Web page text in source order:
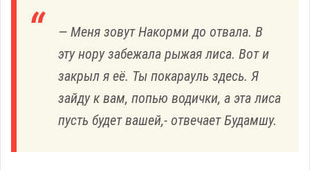
— Меня зовут Накорми до отвала. В
эту нору забежала рыжая лиса. Вот и
закрыл я её. Ты покарауль здесь. Я
зайду к вам, попью водички, а эта лиса
пусть будет вашей,- отвечает Будамшу.